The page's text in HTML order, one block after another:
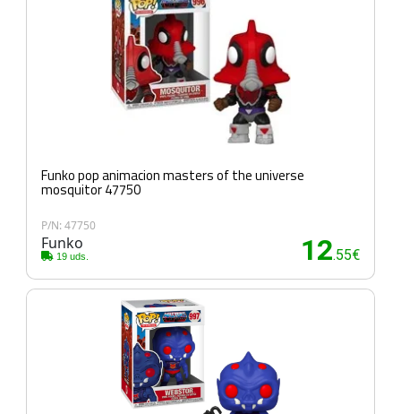
Funko pop animacion masters of the universe
mosquitor 47750
P/N: 47750
Funko
19 uds. 12.55€